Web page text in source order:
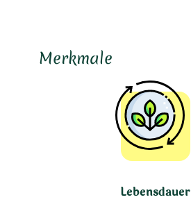
Merkmale
Lebensdauer